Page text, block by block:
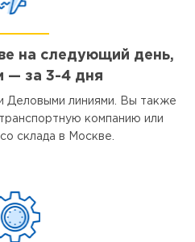
на следующий день,
— за 3-4 дня
Деловыми линиями. Вы также
компанию или
склада в Москве.